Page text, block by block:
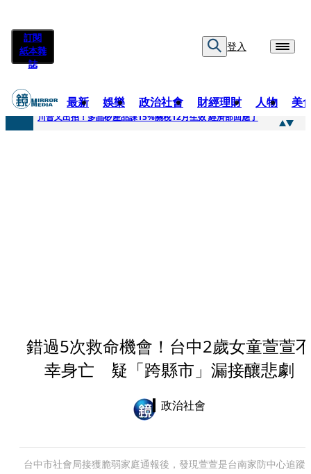
訂閱
紙本雜
誌
登入
最新 娛樂 政治社會 財經理財 人物 美
快訊
川普又出招！多晶矽產品課15%關稅12月生效 經濟部回應了
錯過5次救命機會！台中2歲女童萱萱
幸身亡 疑「跨縣市」漏接釀悲劇
政治社會
台中市社會局接獲脆弱家庭通報後，發現萱萱是台南家防中心追蹤